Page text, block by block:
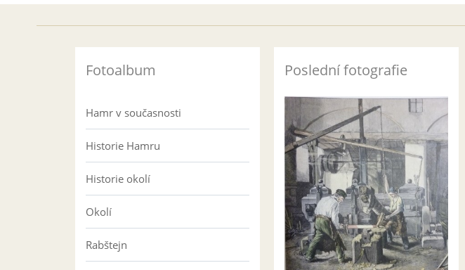
Fotoalbum
Hamr v současnosti
Historie Hamru
Historie okolí
Okolí
Rabštejn
Poslední fotografie